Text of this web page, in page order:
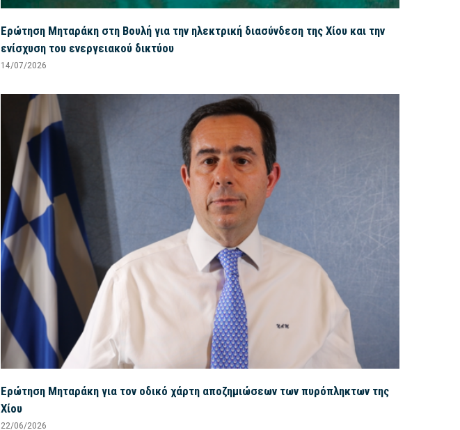
Ερώτηση Μηταράκη στη Βουλή για την ηλεκτρική διασύνδεση της Χίου και την
ενίσχυση του ενεργειακού δικτύου
14/07/2026
Ερώτηση Μηταράκη για τον οδικό χάρτη αποζημιώσεων των πυρόπληκτων της
Χίου
22/06/2026